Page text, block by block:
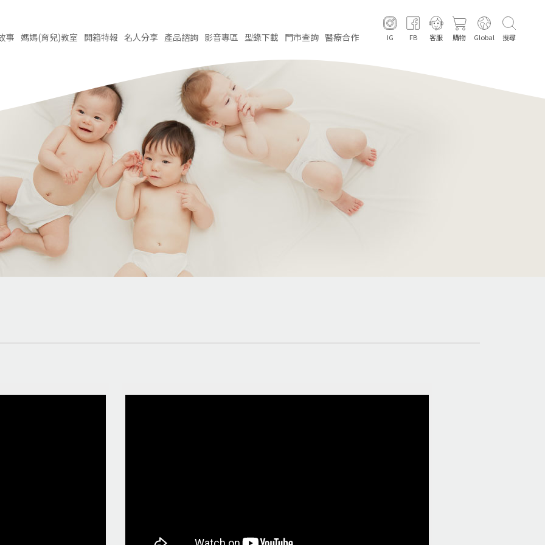
事 媽媽(育兒)教室 開箱特報 名人分享 產品諮詢 影音專區 型錄下載 門市查詢 醫療合作 IG FB 客服 購物 Global 搜尋